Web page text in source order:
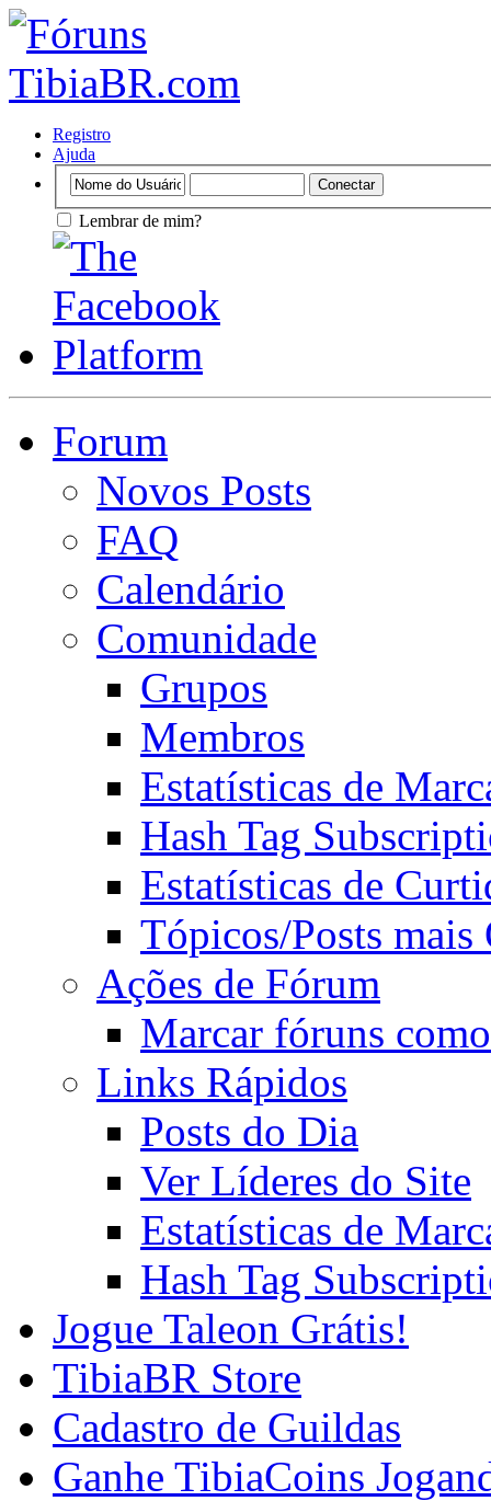
Registro
Ajuda
Lembrar de mim?
Forum
Novos Posts
FAQ
Calendário
Comunidade
Grupos
Membros
Estatísticas de
Hash Tag
Estatísticas de
Tópicos/Posts mais
Ações de Fórum
Marcar fóruns
Links Rápidos
Posts do Dia
Ver Líderes do Site
Estatísticas de
Hash Tag
Jogue Taleon Grátis!
TibiaBR Store
Cadastro de Guildas
Ganhe TibiaCoins